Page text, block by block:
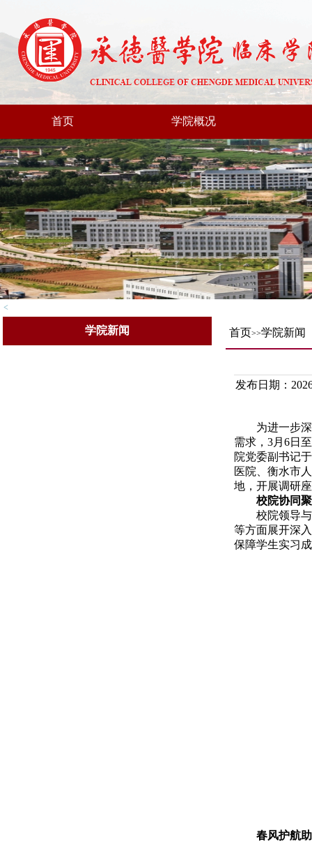
首页 学院概况
<
学院新闻 首页>>学院新闻
发布日期：
为进一步
需求，3月6日
院党委副书记
医院、衡水市
地，开展调研
校院协同
校院领导
等方面展开深
保障学生实习
春风护航